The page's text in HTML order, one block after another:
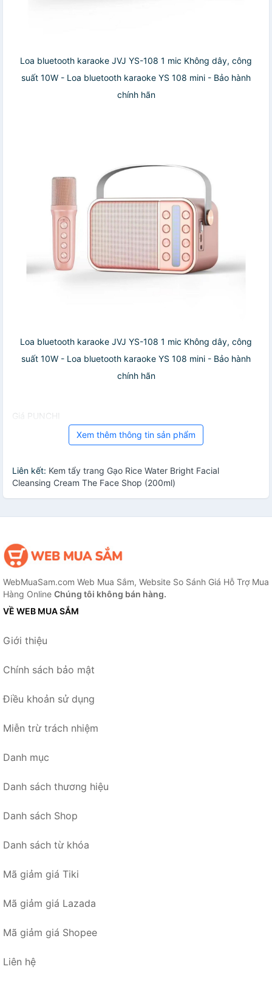
Loa bluetooth karaoke JVJ YS-108 1 mic Không dây, công
suất 10W - Loa bluetooth karaoke YS 108 mini - Bảo hành
chính hãn
Loa bluetooth karaoke JVJ YS-108 1 mic Không dây, công
suất 10W - Loa bluetooth karaoke YS 108 mini - Bảo hành
chính hãn
Giá PUNCHI
Xem thêm thông tin sản phẩm
Liên kết: Kem tẩy trang Gạo Rice Water Bright Facial
Cleansing Cream The Face Shop (200ml)
WebMuaSam.com Web Mua Sắm, Website So Sánh Giá Hỗ Trợ Mua
Hàng Online Chúng tôi không bán hàng.
VỀ WEB MUA SẮM
Giới thiệu
Chính sách bảo mật
Điều khoản sử dụng
Miễn trừ trách nhiệm
Danh mục
Danh sách thương hiệu
Danh sách Shop
Danh sách từ khóa
Mã giảm giá Tiki
Mã giảm giá Lazada
Mã giảm giá Shopee
Liên hệ